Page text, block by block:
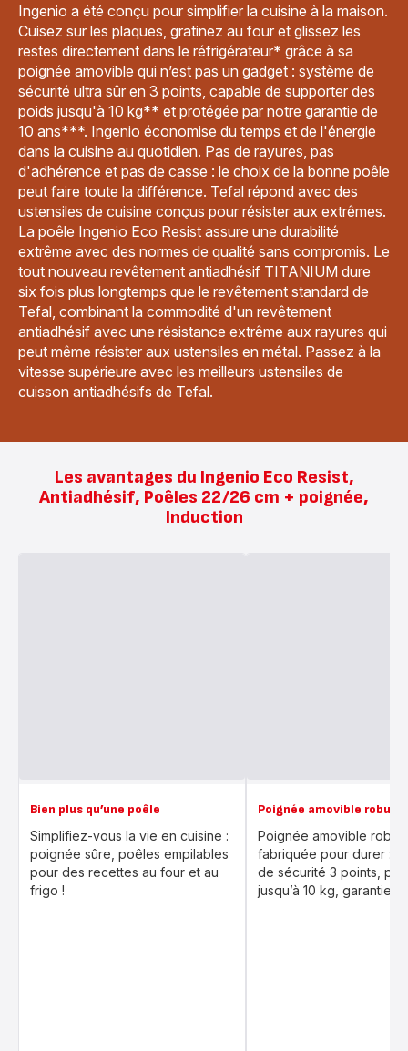
Ingenio a été conçu pour simplifier la cuisine à la maison.
Cuisez sur les plaques, gratinez au four et glissez les
restes directement dans le réfrigérateur* grâce à sa
poignée amovible qui n’est pas un gadget : système de
sécurité ultra sûr en 3 points, capable de supporter des
poids jusqu'à 10 kg** et protégée par notre garantie de
10 ans***. Ingenio économise du temps et de l'énergie
dans la cuisine au quotidien. Pas de rayures, pas
d'adhérence et pas de casse : le choix de la bonne poêle
peut faire toute la différence. Tefal répond avec des
ustensiles de cuisine conçus pour résister aux extrêmes.
La poêle Ingenio Eco Resist assure une durabilité
extrême avec des normes de qualité sans compromis. Le
tout nouveau revêtement antiadhésif TITANIUM dure
six fois plus longtemps que le revêtement standard de
Tefal, combinant la commodité d'un revêtement
antiadhésif avec une résistance extrême aux rayures qui
peut même résister aux ustensiles en métal. Passez à la
vitesse supérieure avec les meilleurs ustensiles de
cuisson antiadhésifs de Tefal.
Les avantages du Ingenio Eco Resist,
Antiadhésif, Poêles 22/26 cm + poignée,
Induction
Bien plus qu’une poêle
Simplifiez-vous la vie en cuisine :
poignée sûre, poêles empilables
pour des recettes au four et au
frigo !
Poignée amovible
Poignée amovible
fabriquée pour durer :
de sécurité 3 points,
jusqu’à 10 kg, garantie